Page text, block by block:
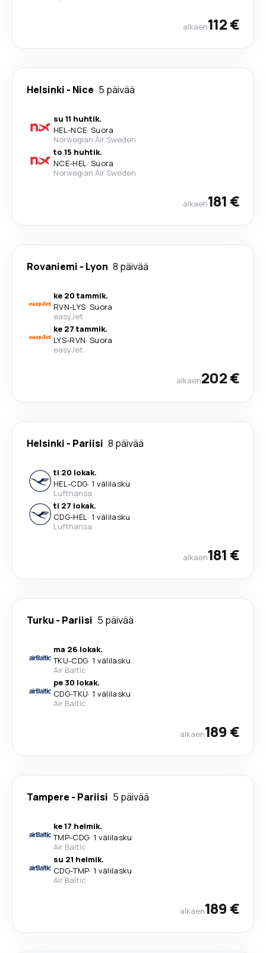
alkaen112 €
Helsinki - Nice 5 päivää
su 11 huhtik.
HEL-NCE· Suora
Norwegian Air Sweden
to 15 huhtik.
NCE-HEL· Suora
Norwegian Air Sweden
alkaen181 €
Rovaniemi - Lyon 8 päivää
ke 20 tammik.
RVN-LYS· Suora
easyJet
ke 27 tammik.
LYS-RVN· Suora
easyJet
alkaen202 €
Helsinki - Pariisi 8 päivää
ti 20 lokak.
HEL-CDG· 1 välilasku
Lufthansa
ti 27 lokak.
CDG-HEL· 1 välilasku
Lufthansa
alkaen181 €
Turku - Pariisi 5 päivää
ma 26 lokak.
TKU-CDG· 1 välilasku
Air Baltic
pe 30 lokak.
CDG-TKU· 1 välilasku
Air Baltic
alkaen189 €
Tampere - Pariisi 5 päivää
ke 17 helmik.
TMP-CDG· 1 välilasku
Air Baltic
su 21 helmik.
CDG-TMP· 1 välilasku
Air Baltic
alkaen189 €